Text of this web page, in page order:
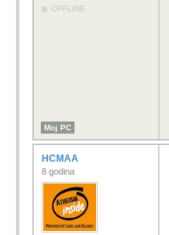
OFFLINE
Moj PC
HCMAA
8 godina